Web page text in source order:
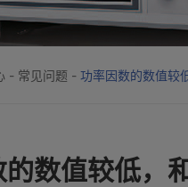
- 常见问题 - 功率因数的数值较
的数值较低，